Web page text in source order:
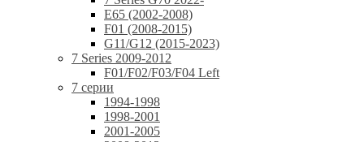
E65 (2002-2008)
F01 (2008-2015)
G11/G12 (2015-2023)
7 Series 2009-2012
F01/F02/F03/F04 Left
7 серии
1994-1998
1998-2001
2001-2005